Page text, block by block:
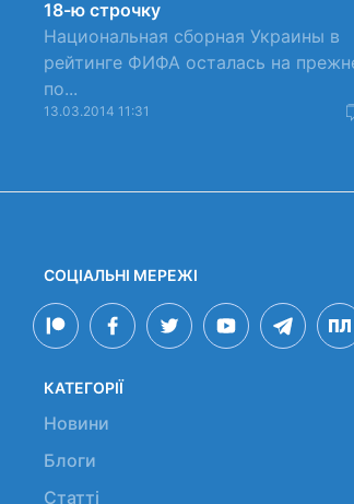
18-ю строчку
Национальная сборная Украины в
рейтинге ФИФА осталась на
по...
13.03.2014 11:31
СОЦІАЛЬНІ МЕРЕЖІ
КАТЕГОРІЇ
Новини
Блоги
Статті